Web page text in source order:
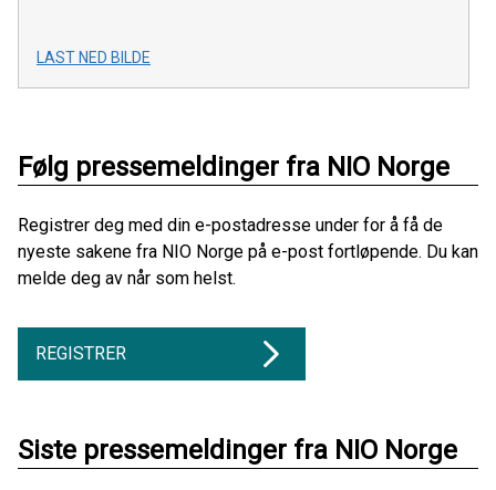
LAST NED BILDE
Følg pressemeldinger fra NIO Norge
Registrer deg med din e-postadresse under for å få de
nyeste sakene fra NIO Norge på e-post fortløpende. Du kan
melde deg av når som helst.
REGISTRER
Siste pressemeldinger fra NIO Norge